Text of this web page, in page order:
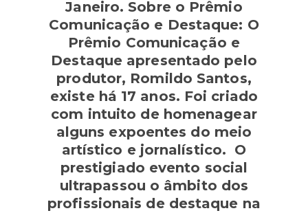
Janeiro. Sobre o Prêmio
Comunicação e Destaque: O
Prêmio Comunicação e
Destaque apresentado pelo
produtor, Romildo Santos,
existe há 17 anos. Foi criado
com intuito de homenagear
alguns expoentes do meio
artístico e jornalístico. O
prestigiado evento social
ultrapassou o âmbito dos
profissionais de destaque na